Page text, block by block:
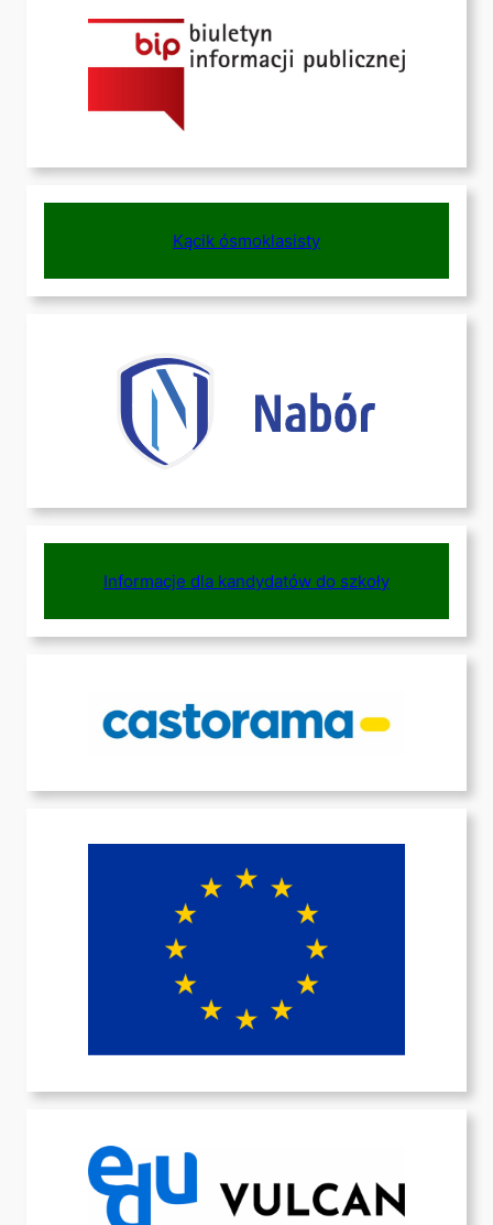
Kącik ósmoklasisty
Informacje dla kandydatów do szkoły